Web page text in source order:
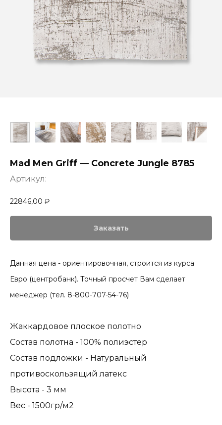
Mad Men Griff — Concrete Jungle 8785
Артикул:
22846,00 ₽
Заказать
Данная цена - ориентировочная, строится из курса
Евро (центробанк). Точный просчет Вам сделает
менеджер (тел. 8-800-707-54-76)
Жаккардовое плоское полотно
Состав полотна - 100% полиэстер
Состав подложки - Натуральный
противоскользящий латекс
Высота - 3 мм
Вес - 1500гр/м2